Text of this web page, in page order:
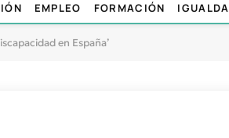
EMPLEO FORMACIÓN
en España’